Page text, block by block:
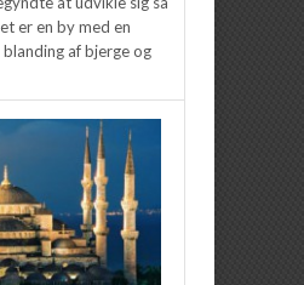
er en by med en
af bjerge og